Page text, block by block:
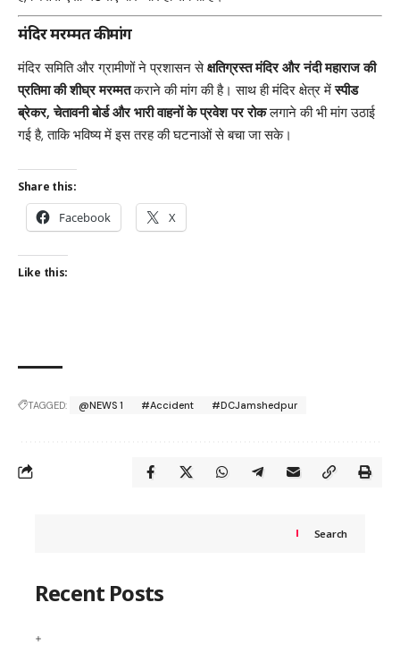
मंदिर मरम्मत की मांग
मंदिर समिति और ग्रामीणों ने प्रशासन सेक्षतिग्रस्त मंदिर और नंदी महाराज की
प्रतिमा की शीघ्र मरम्मतकराने की मांग की है। साथ ही मंदिर क्षेत्र मेंस्पीड
ब्रेकर, चेतावनी बोर्ड और भारी वाहनों के प्रवेश पर रोकलगाने की भी मांग उठाई
गई है, ताकि भविष्य में इस तरह की घटनाओं से बचा जा सके।
Share this:
Facebook X
Like this:
TAGGED: @NEWS 1 #Accident #DCJamshedpur
Search
Recent Posts